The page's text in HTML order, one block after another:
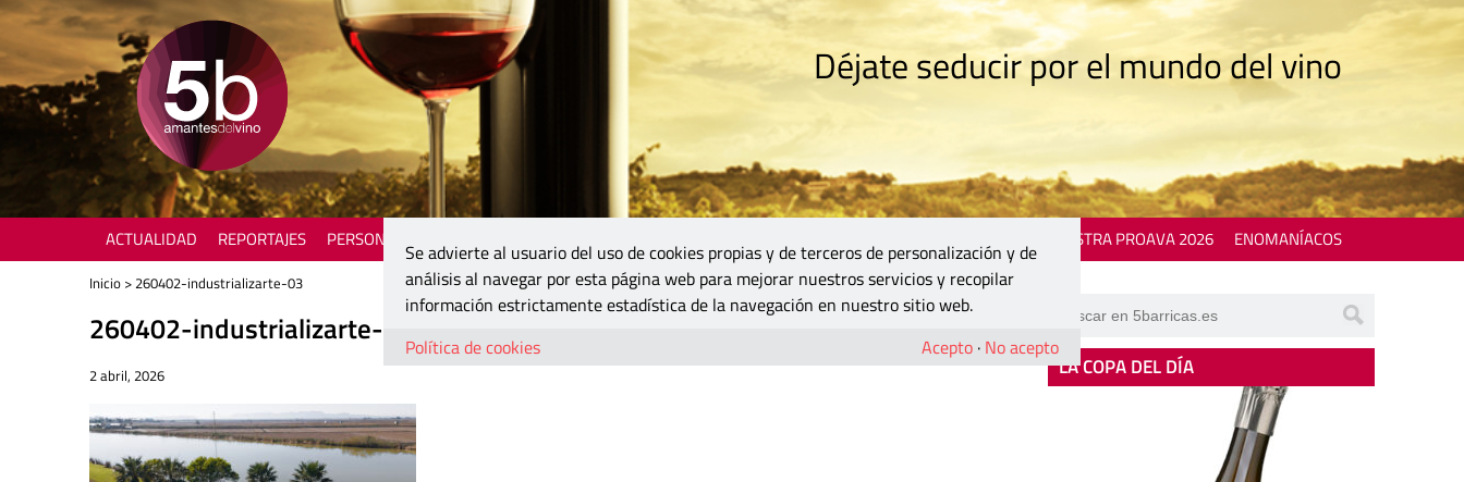
Déjate seducir por el mundo del vino
ACTUALIDAD REPORTAJES PERSONAJES MOSTRA PROAVA 2026 ENOMANÍACOS
Inicio > 260402-industrializarte-03
260402-industrializarte-03
2 abril, 2026 LA COPA DEL DÍA
Se advierte al usuario del uso de cookies propias y de terceros de personalización y de
análisis al navegar por esta página web para mejorar nuestros servicios y recopilar
información estrictamente estadística de la navegación en nuestro sitio web.
Política de cookies
Acepto · No acepto